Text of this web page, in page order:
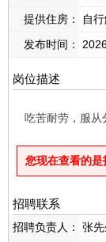
提供住房：
自
发布时间：
岗位描述
吃苦耐劳，服从
您现在查看的
招聘联系
招聘负责人： 张先